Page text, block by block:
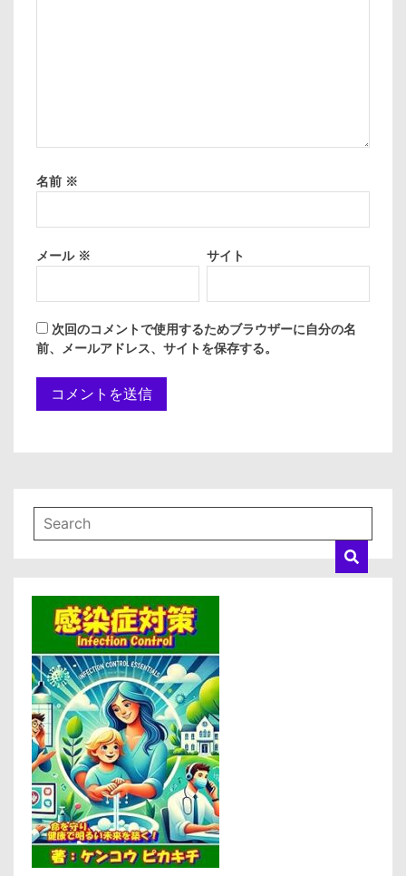
名前 ※
メール ※ サイト
次回のコメントで使用するためブラウザーに自分の名
前、メールアドレス、サイトを保存する。